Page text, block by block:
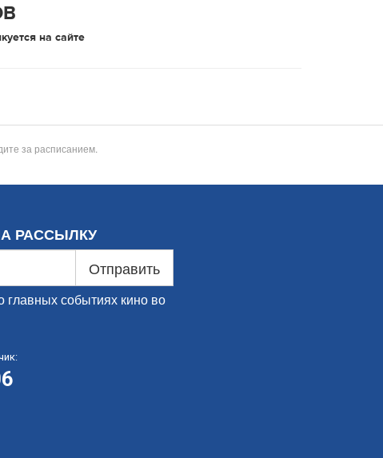
на сайте
за расписанием.
РАССЫЛКУ
Отправить
событиях кино во